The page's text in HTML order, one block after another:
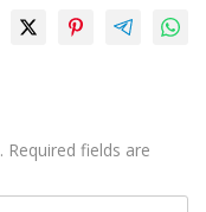
Required fields are